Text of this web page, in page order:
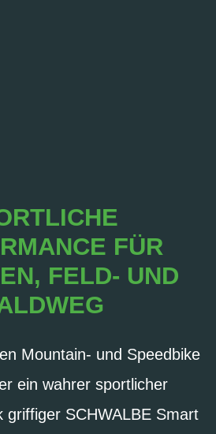
FÜR
FELD- UND W
Mountain- und Speedbike
ein wahrer sportlicher
griffiger SCHWALBE Smart